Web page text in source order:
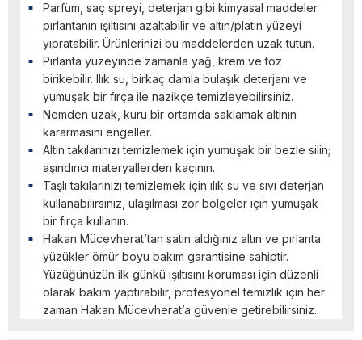
Parfüm, saç spreyi, deterjan gibi kimyasal maddeler
pırlantanın ışıltısını azaltabilir ve altın/platin yüzeyi
yıpratabilir. Ürünlerinizi bu maddelerden uzak tutun.
Pırlanta yüzeyinde zamanla yağ, krem ve toz
birikebilir. Ilık su, birkaç damla bulaşık deterjanı ve
yumuşak bir fırça ile nazikçe temizleyebilirsiniz.
Nemden uzak, kuru bir ortamda saklamak altının
kararmasını engeller.
Altın takılarınızı temizlemek için yumuşak bir bezle silin;
aşındırıcı materyallerden kaçının.
Taşlı takılarınızı temizlemek için ılık su ve sıvı deterjan
kullanabilirsiniz, ulaşılması zor bölgeler için yumuşak
bir fırça kullanın.
Hakan Mücevherat’tan satın aldığınız altın ve pırlanta
yüzükler ömür boyu bakım garantisine sahiptir.
Yüzüğünüzün ilk günkü ışıltısını koruması için düzenli
olarak bakım yaptırabilir, profesyonel temizlik için her
zaman Hakan Mücevherat’a güvenle getirebilirsiniz.